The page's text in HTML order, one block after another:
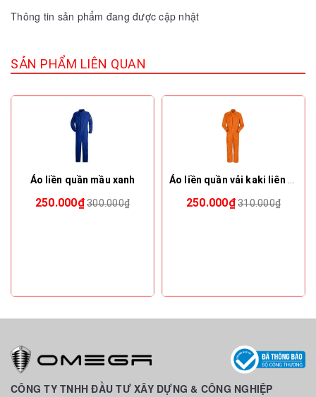
Thông tin sản phẩm đang được cập nhật
SẢN PHẨM LIÊN QUAN
Áo liền quần mầu xanh
250.000₫ 300.000₫ 250.000₫ 310.000₫
CÔNG TY TNHH ĐẦU TƯ XÂY DỰNG & CÔNG NGHIỆP